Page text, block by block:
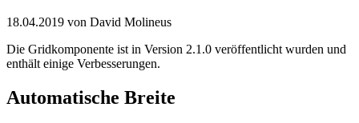
18.04.2019 von David Molineus
Die Gridkomponente ist in Version 2.1.0 veröffentlicht wurden und
enthält einige Verbesserungen.
Automatische Breite